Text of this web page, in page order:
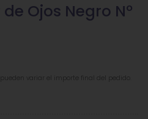
Ojos Negro Nº
pueden variar el importe final del pedido.